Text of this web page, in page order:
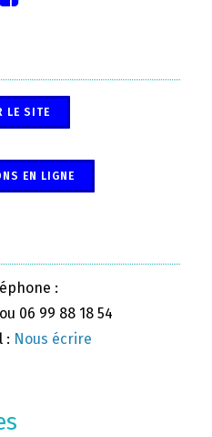
LE SITE
EN LIGNE
:
06 99 88 18 54
: Nous écrire